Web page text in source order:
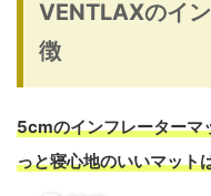
VENTLAXのイ
徴
5cmのインフレーターマ
っと寝心地のいいマット